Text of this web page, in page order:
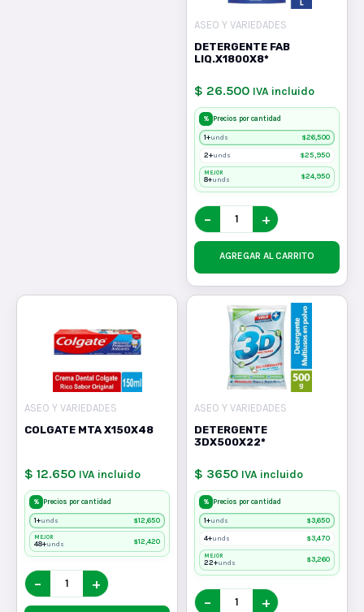
ASEO Y VARIEDADES
DETERGENTE FAB
LIQ.X1800X8*
$ 26.500 IVA incluido
% Precios por cantidad
1+unds $26,500
2+unds $25,950
MEJOR
8+unds $24,950
− +
AGREGAR AL CARRITO
ASEO Y VARIEDADES
COLGATE MTA X150X48
$ 12.650 IVA incluido
% Precios por cantidad
1+unds $12,650
MEJOR
48+unds $12,420
− +
ASEO Y VARIEDADES
DETERGENTE
3DX500X22*
$ 3650 IVA incluido
% Precios por cantidad
1+unds $3,650
4+unds $3,470
MEJOR
22+unds $3,260
− +